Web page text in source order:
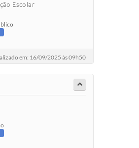
Escolar
em: 16/09/2025 às 09h50